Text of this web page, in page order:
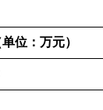
位：万元）